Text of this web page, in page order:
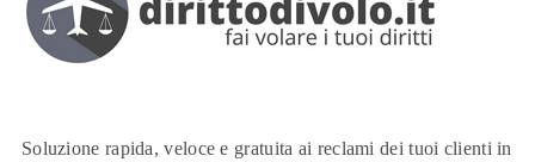
Soluzione rapida, veloce e gratuita ai reclami dei tuoi clienti in